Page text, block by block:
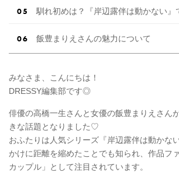
馴れ初めは？『岸辺露伴は動かない』
飯豊まりえさんの魅力について
みなさま、こんにちは！
DRESSY編集部です◎
俳優の高橋一生さんと女優の飯豊まりえさん
きな話題となりました♡
おふたりは人気シリーズ『岸辺露伴は動かな
かけに距離を縮めたことでも知られ、作品フ
カップル」として注目されています。